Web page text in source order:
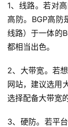
1、线路。若对
高防。BGP高
线路）于一体的
都相当出色。
2、大带宽。若
网站，建议选用
选择配备大带宽
3、硬防。若平